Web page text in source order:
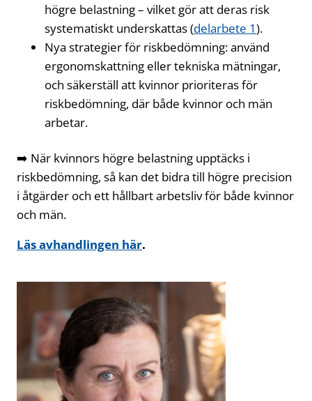
högre belastning – vilket gör att deras risk
systematiskt underskattas (delarbete 1Öppnas i
).
Nya strategier för riskbedömning: använd
ergonomskattning eller tekniska mätningar,
och säkerställ att kvinnor prioriteras för
riskbedömning, där både kvinnor och män
arbetar.
➡️ När kvinnors högre belastning upptäcks i
riskbedömning, så kan det bidra till högre precision
i åtgärder och ett hållbart arbetsliv för både kvinnor
och män.
Läs avhandlingen härÖppnas i ny flik
.